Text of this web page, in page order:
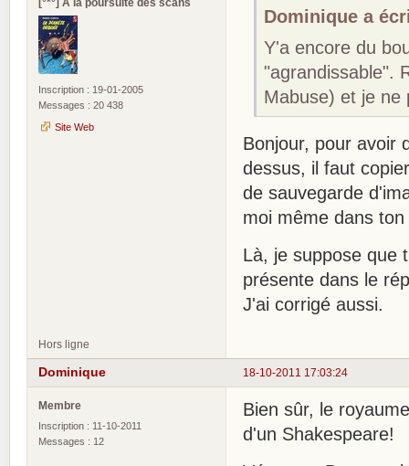
Inscription : 19-01-2005
Messages : 20 438
Site Web
Dominique a
Y'a encore du
"agrandissable".
Mabuse) et je ne
Bonjour, pour avoir
dessus, il faut
de sauvegarde
moi même dans
Là, je suppose que
présente dans le
J'ai corrigé aussi.
Hors ligne
18-10-2011 17:03:24
Dominique
Membre
Inscription : 11-10-2011
Messages : 12
Bien sûr, le
d'un Shakespeare!